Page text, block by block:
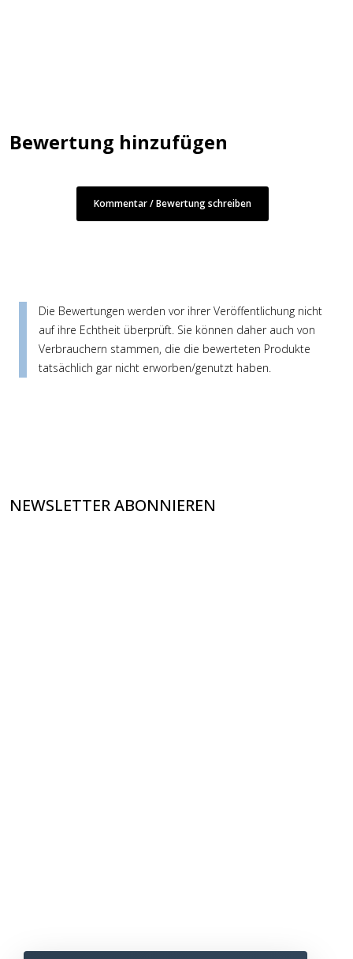
Bewertung hinzufügen
Kommentar / Bewertung schreiben
Die Bewertungen werden vor ihrer Veröffentlichung nicht
auf ihre Echtheit überprüft. Sie können daher auch von
Verbrauchern stammen, die die bewerteten Produkte
tatsächlich gar nicht erworben/genutzt haben.
NEWSLETTER ABONNIEREN